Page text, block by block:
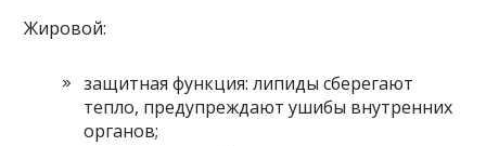
Жировой:
защитная функция: липиды сберегают
тепло, предупреждают ушибы внутренних
органов;